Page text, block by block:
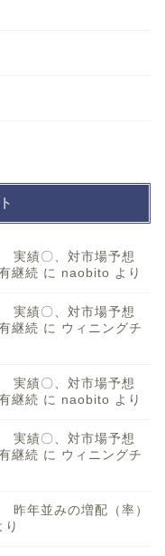
実績〇、対市場予想
継続 に naobito より
実績〇、対市場予想
継続 に ウィニングチ
実績〇、対市場予想
継続 に naobito より
実績〇、対市場予想
継続 に ウィニングチ
昨年並みの増配（率）
り